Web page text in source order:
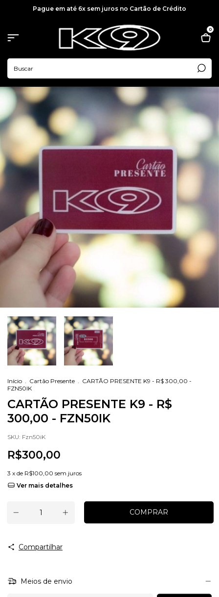
Pague em até 6x sem juros no Cartão de Crédito
0
Início Cartão Presente
CARTÃO PRESENTE K9 - R$ 300,00 -
FZN50IK
CARTÃO PRESENTE K9 - R$
300,00 - FZN50IK
SKU: Fzn50iK
R$300,00
3 x de R$100,00 sem juros
Ver mais detalhes
Compartilhar
Meios de envio